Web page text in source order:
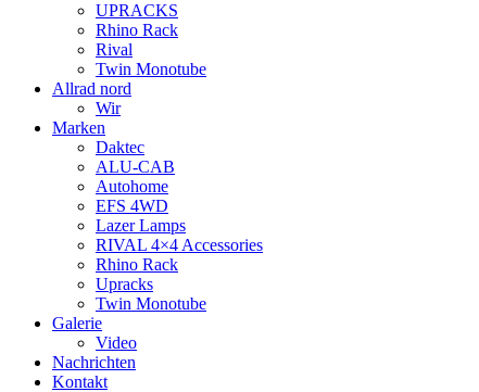
UPRACKS
Rhino Rack
Rival
Twin Monotube
Allrad nord
Wir
Marken
Daktec
ALU-CAB
Autohome
EFS 4WD
Lazer Lamps
RIVAL 4×4 Accessories
Rhino Rack
Upracks
Twin Monotube
Galerie
Video
Nachrichten
Kontakt